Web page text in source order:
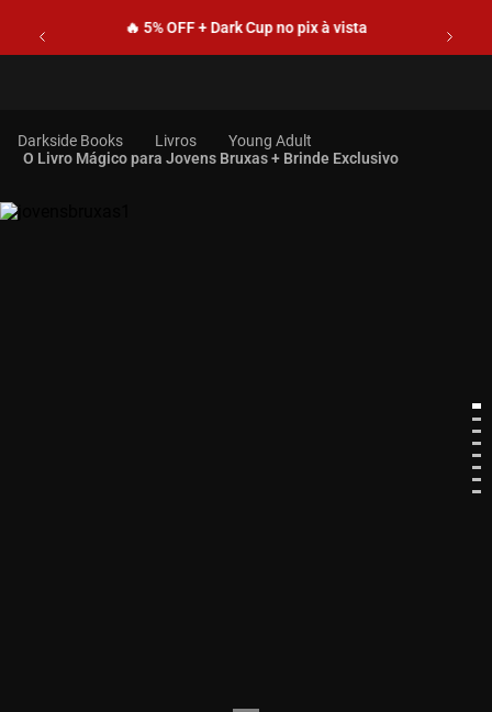
🔥 5% OFF + Dark Cup no pix à vista
Livros
Young Adult
O Livro Mágico para Jovens Bruxas + Brinde Exclusivo